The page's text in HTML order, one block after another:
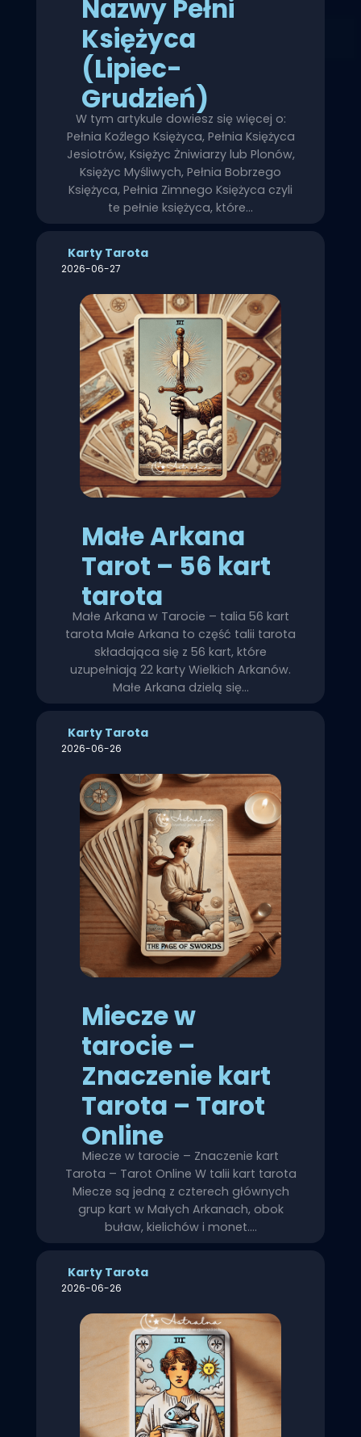
Nazwy Pełni
Księżyca
(Lipiec-
Grudzień)
W tym artykule dowiesz się więcej o:
Pełnia Koźlego Księżyca, Pełnia Księżyca
Jesiotrów, Księżyc Żniwiarzy lub Plonów,
Księżyc Myśliwych, Pełnia Bobrzego
Księżyca, Pełnia Zimnego Księżyca czyli
te pełnie księżyca, które…
Karty Tarota
2026-06-27
Małe Arkana
Tarot – 56 kart
tarota
Małe Arkana w Tarocie – talia 56 kart
tarota Małe Arkana to część talii tarota
składająca się z 56 kart, które
uzupełniają 22 karty Wielkich Arkanów.
Małe Arkana dzielą się…
Karty Tarota
2026-06-26
Miecze w
tarocie –
Znaczenie kart
Tarota – Tarot
Online
Miecze w tarocie – Znaczenie kart
Tarota – Tarot Online W talii kart tarota
Miecze są jedną z czterech głównych
grup kart w Małych Arkanach, obok
buław, kielichów i monet.…
Karty Tarota
2026-06-26